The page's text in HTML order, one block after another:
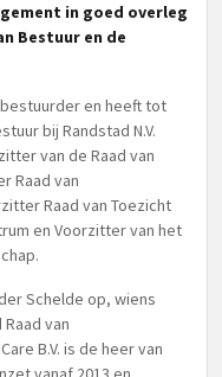
in goed overleg
Bestuur en de
en heeft tot
bij Randstad N.V.
van de Raad van
Raad van
Raad van Toezicht
en Voorzitter van het
Schelde op, wiens
van
B.V. is de heer van